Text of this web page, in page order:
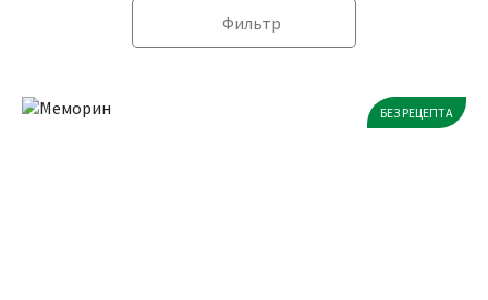
Фильтр
БЕЗ РЕЦЕПТА